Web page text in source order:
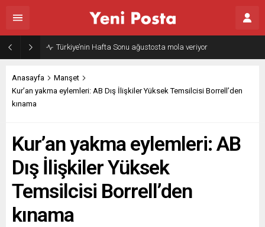
Türkiye’nin Hafta Sonu ağustosta mola veriyor
Anasayfa
Manşet
Kur’an yakma eylemleri: AB Dış İlişkiler Yüksek Temsilcisi Borrell’den
kınama
Kur’an yakma eylemleri: AB
Dış İlişkiler Yüksek
Temsilcisi Borrell’den
kınama